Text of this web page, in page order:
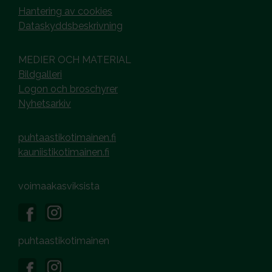
Hantering av cookies
Dataskyddsbeskrivning
MEDIER OCH MATERIAL
Bildgalleri
Logon och broschyrer
Nyhetsarkiv
puhtaastikotimainen.fi
kauniistikotimainen.fi
voimaakasviksista
puhtaastikotimainen